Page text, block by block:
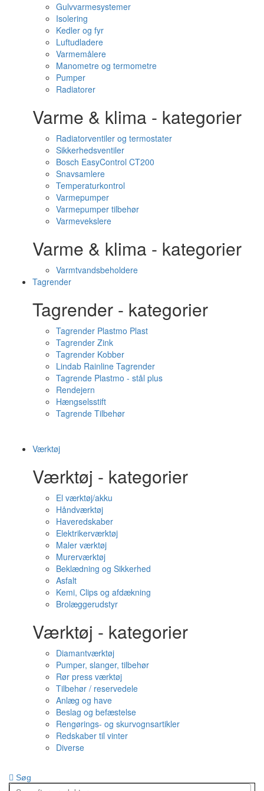
Gulvvarmesystemer
Isolering
Kedler og fyr
Luftudladere
Varmemålere
Manometre og termometre
Pumper
Radiatorer
Varme & klima - kategorier
Radiatorventiler og termostater
Sikkerhedsventiler
Bosch EasyControl CT200
Snavsamlere
Temperaturkontrol
Varmepumper
Varmepumper tilbehør
Varmevekslere
Varme & klima - kategorier
Varmtvandsbeholdere
Tagrender
Tagrender - kategorier
Tagrender Plastmo Plast
Tagrender Zink
Tagrender Kobber
Lindab Rainline Tagrender
Tagrende Plastmo - stål plus
Rendejern
Hængselsstift
Tagrende Tilbehør
Værktøj
Værktøj - kategorier
El værktøj/akku
Håndværktøj
Haveredskaber
Elektrikerværktøj
Maler værktøj
Murerværktøj
Beklædning og Sikkerhed
Asfalt
Kemi, Clips og afdækning
Brolæggerudstyr
Værktøj - kategorier
Diamantværktøj
Pumper, slanger, tilbehør
Rør press værktøj
Tilbehør / reservedele
Anlæg og have
Beslag og befæstelse
Rengørings- og skurvognsartikler
Redskaber til vinter
Diverse
Søg